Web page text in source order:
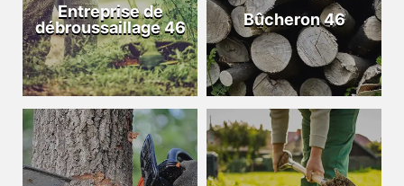
Entreprise de
débroussaillage 46
Bûcheron 46